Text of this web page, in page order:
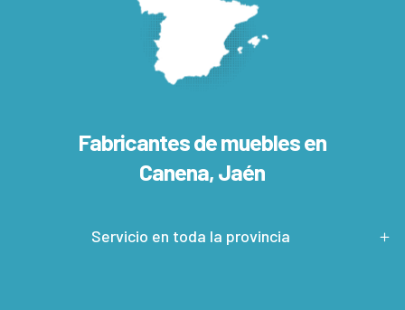
Fabricantes de muebles en
Canena, Jaén
Servicio en toda la provincia